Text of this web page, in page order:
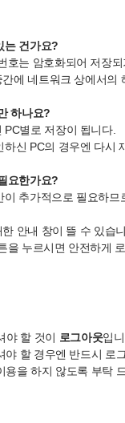
는 건가요?
호는 암호화되어 저장
에 네트워크 상에서의
하나요?
별로 저장이 됩니다.
신 PC의 경우엔 다시
요한가요?
추가적으로 필요하
안내 창이 뜰 수 있습
을 누르시면 안전하게
야 할 것이 로그아웃입니
할 경우엔 반드시 로
을 하지 않도록 부탁